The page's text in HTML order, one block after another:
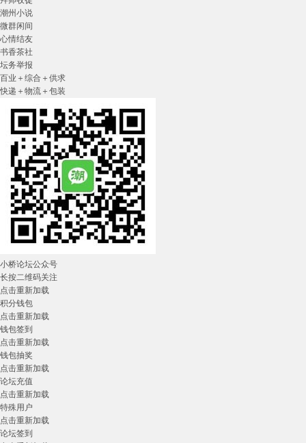
潮州小说
微群闲间
心情结友
书香茶社
坛务举报
百业＋综合＋供求
快递＋物流＋包装
小桥论坛公众号
长按二维码关注
点击重新加载
积分钱包
点击重新加载
钱包签到
点击重新加载
钱包抽奖
点击重新加载
论坛充值
点击重新加载
特殊用户
点击重新加载
论坛签到